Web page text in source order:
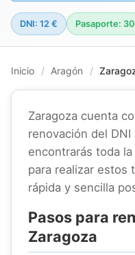
DNI: 12 € Pasaporte:
Inicio / Aragón /
Zaragoza cuenta
renovación del
encontrarás toda
para realizar estos
rápida y sencilla
Pasos para
Zaragoza